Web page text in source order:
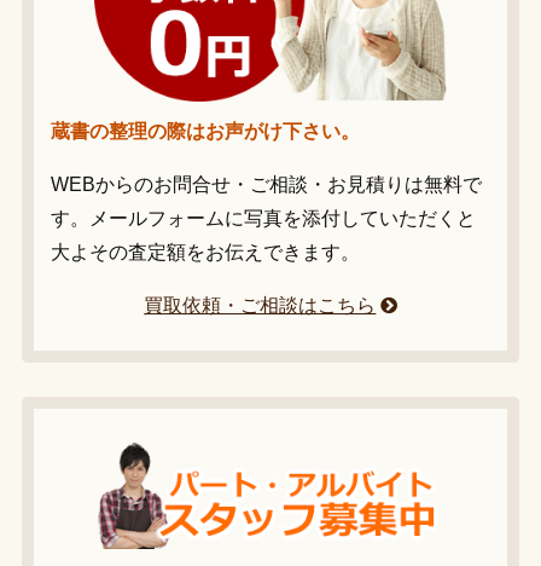
蔵書の整理の際はお声がけ下さい。
WEBからのお問合せ・ご相談・お見積りは無料で
す。メールフォームに写真を添付していただくと
大よその査定額をお伝えできます。
買取依頼・ご相談はこちら